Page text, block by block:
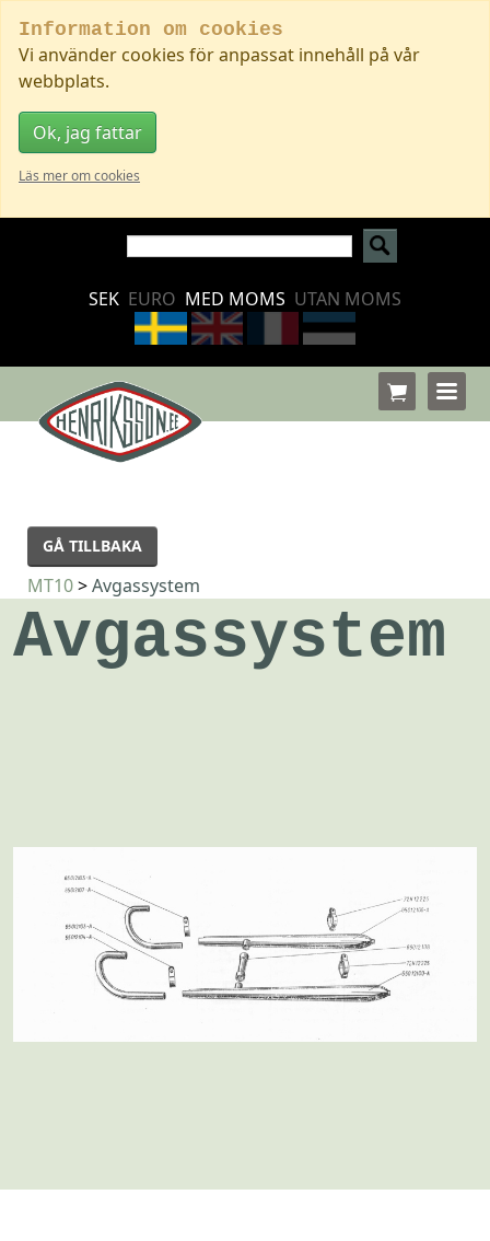
Information om cookies
Vi använder cookies för anpassat innehåll på vår
webbplats.
Ok, jag fattar
Läs mer om cookies
SEK EURO MED MOMS UTAN MOMS
GÅ TILLBAKA
MT10>Avgassystem
Avgassystem